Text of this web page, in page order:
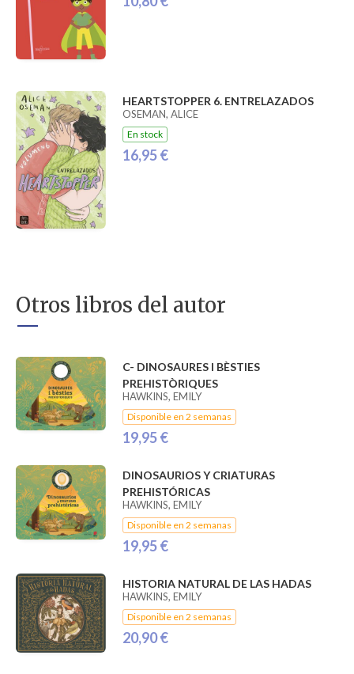
HEARTSTOPPER 6. ENTRELAZADOS
OSEMAN, ALICE
En stock
16,95 €
Otros libros del autor
C- DINOSAURES I BÈSTIES
PREHISTÒRIQUES
HAWKINS, EMILY
Disponible en 2 semanas
19,95 €
DINOSAURIOS Y CRIATURAS
PREHISTÓRICAS
HAWKINS, EMILY
Disponible en 2 semanas
19,95 €
HISTORIA NATURAL DE LAS HADAS
HAWKINS, EMILY
Disponible en 2 semanas
20,90 €